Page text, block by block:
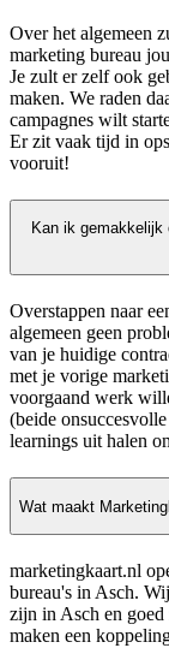
Over het algemeen
marketing bureau
Je zult er zelf ook
maken. We raden
campagnes wilt
Er zit vaak tijd in
vooruit!
Kan ik gemakkelijk
Overstappen naar
algemeen geen
van je huidige
met je vorige
voorgaand werk
(beide
learnings uit halen
Wat maakt
marketingkaart.nl
bureau's in Asch.
zijn in Asch en
maken een